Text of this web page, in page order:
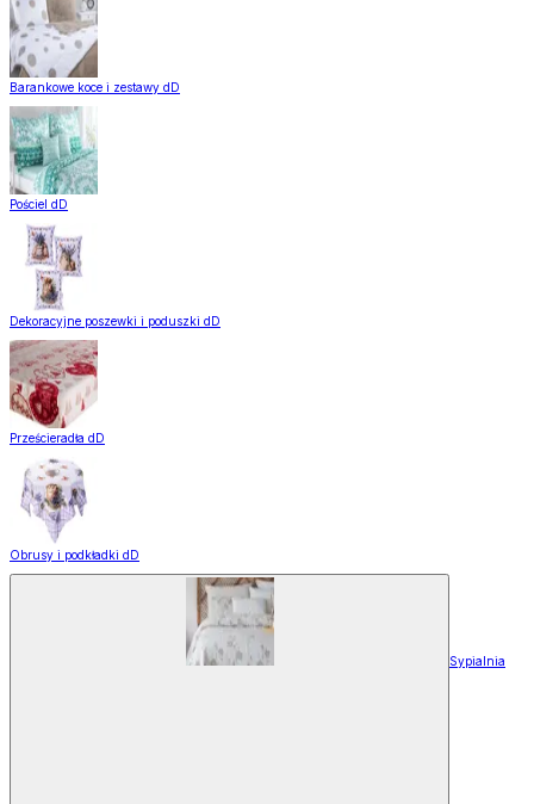
Barankowe koce i zestawy dD
Pościel dD
Dekoracyjne poszewki i poduszki dD
Prześcieradła dD
Obrusy i podkładki dD
Sypialnia